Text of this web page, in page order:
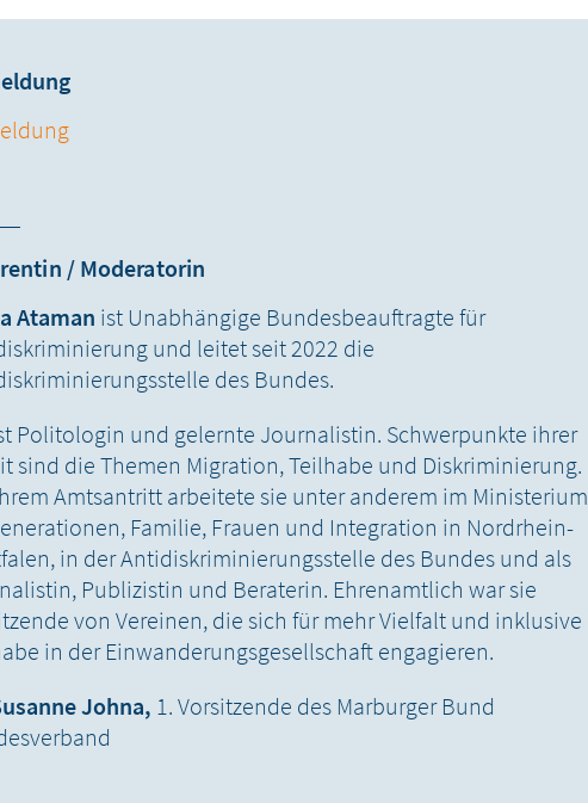
/ Moderatorin
Ataman ist Unabhängige Bundesbeauftragte für
und leitet seit 2022 die
des Bundes.
Politologin und gelernte Journalistin. Schwerpunkte ihrer
sind die Themen Migration, Teilhabe und Diskriminierung.
Amtsantritt arbeitete sie unter anderem im Ministerium
Familie, Frauen und Integration in Nordrhein-
in der Antidiskriminierungsstelle des Bundes und als
Publizistin und Beraterin. Ehrenamtlich war sie
von Vereinen, die sich für mehr Vielfalt und inklusive
in der Einwanderungsgesellschaft engagieren.
Johna, 1. Vorsitzende des Marburger Bund